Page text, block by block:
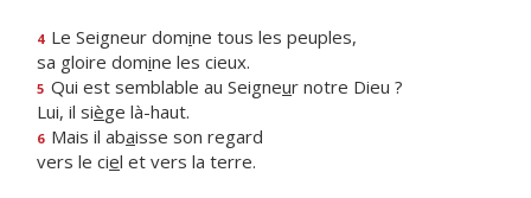
4 Le Seigneur domine tous les peuples,
sa gloire domine les cieux.
5 Qui est semblable au Seigneur notre Dieu ?
Lui, il siège là-haut.
6 Mais il abaisse son regard
vers le ciel et vers la terre.